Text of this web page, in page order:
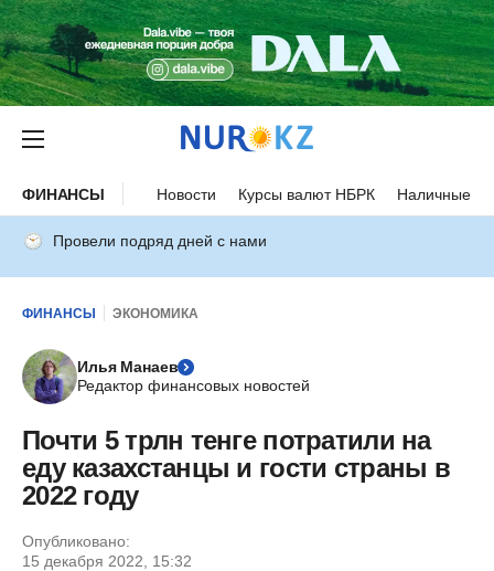
ФИНАНСЫ Новости Курсы валют НБРК Наличные
Провели подряд дней с нами
ФИНАНСЫ ЭКОНОМИКА
Илья Манаев
Редактор финансовых новостей
Почти 5 трлн тенге потратили на
еду казахстанцы и гости страны в
2022 году
Опубликовано:
15 декабря 2022, 15:32